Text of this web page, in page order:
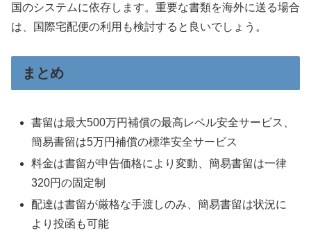
国のシステムに依存します。重要な書類を海外に送る場合
は、国際宅配便の利用も検討すると良いでしょう。
まとめ
書留は最大500万円補償の最高レベル安全サービス、
簡易書留は5万円補償の標準安全サービス
料金は書留が申告価格により変動、簡易書留は一律
320円の固定制
配達は書留が厳格な手渡しのみ、簡易書留は状況に
より投函も可能